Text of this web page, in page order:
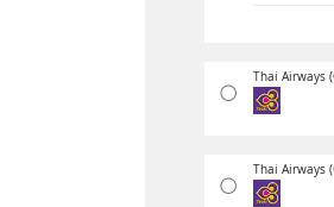
Thai Airways
Thai Airways